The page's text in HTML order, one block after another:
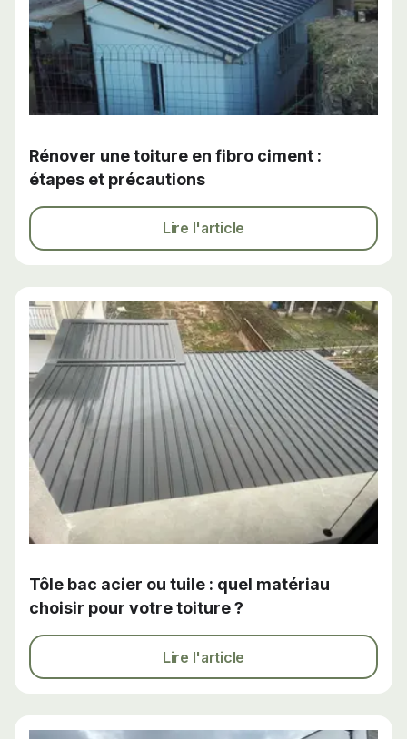
Rénover une toiture en fibro ciment :
étapes et précautions
Lire l'article
Tôle bac acier ou tuile : quel matériau
choisir pour votre toiture ?
Lire l'article